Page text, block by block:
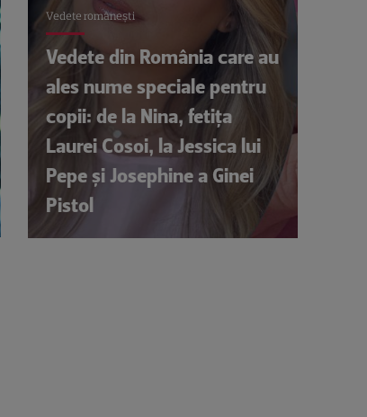
Vedete româneşti
Vedete din România care au
ales nume speciale pentru
copii: de la Nina, fetița
Laurei Cosoi, la Jessica lui
Pepe și Josephine a Ginei
Pistol